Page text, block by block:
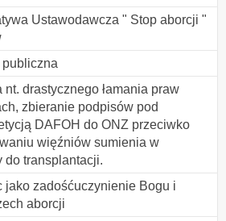
Ustawodawcza " Stop aborcji "
drastycznego łamania praw
zbieranie podpisów pod
DAFOH do ONZ przeciwko
więźniów sumienia w
do transplantacji.
jako zadośćuczynienie Bogu i
aborcji